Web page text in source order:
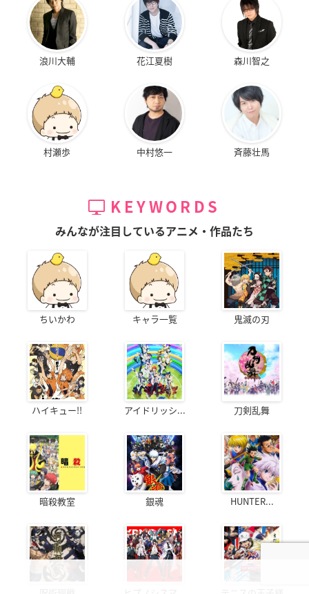
浪川大輔 花江夏樹 森川智之
村瀬歩 中村悠一 斉藤壮馬
KEYWORDS
みんなが注目しているアニメ・作品たち
ちいかわ キャラ一覧 鬼滅の刃
ハイキュー!! アイドリッシ... 刀剣乱舞
暗殺教室 銀魂 HUNTER...